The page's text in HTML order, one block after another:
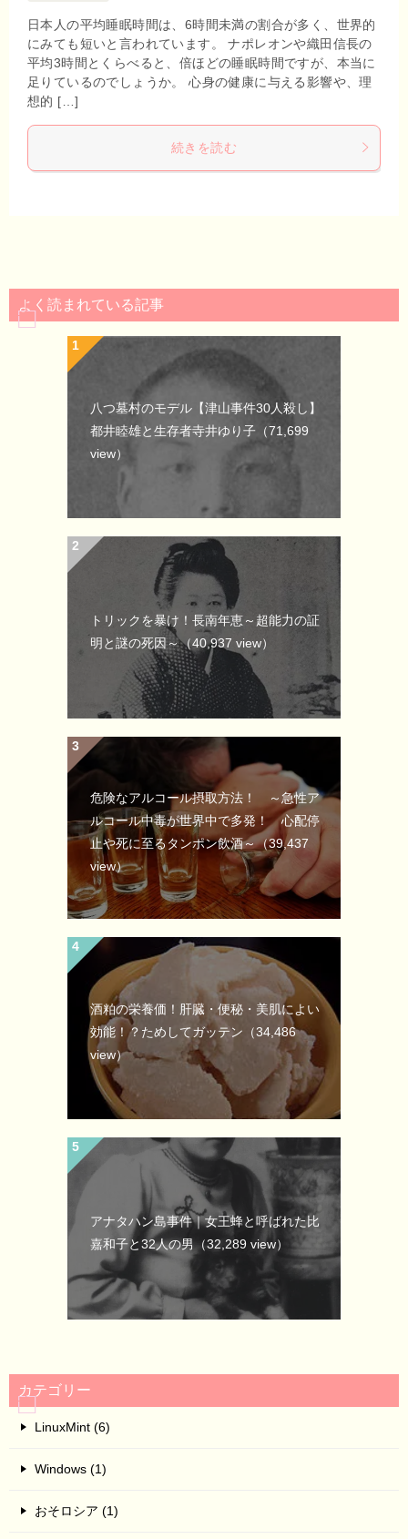
日本人の平均睡眠時間は、6時間未満の割合が多く、世界的
にみても短いと言われています。 ナポレオンや織田信長の
平均3時間とくらべると、倍ほどの睡眠時間ですが、本当に
足りているのでしょうか。 心身の健康に与える影響や、理
想的 […]
続きを読む
よく読まれている記事
八つ墓村のモデル【津山事件30人殺し】
都井睦雄と生存者寺井ゆり子 （71,699
view）
トリックを暴け！長南年恵～超能力の証
明と謎の死因～（40,937 view）
危険なアルコール摂取方法！ ～急性ア
ルコール中毒が世界中で多発！ 心配停
止や死に至るタンポン飲酒～（39,437
view）
酒粕の栄養価！肝臓・便秘・美肌によい
効能！？ためしてガッテン （34,486
view）
アナタハン島事件｜女王蜂と呼ばれた比
嘉和子と32人の男（32,289 view）
カテゴリー
LinuxMint (6)
Windows (1)
おそロシア (1)